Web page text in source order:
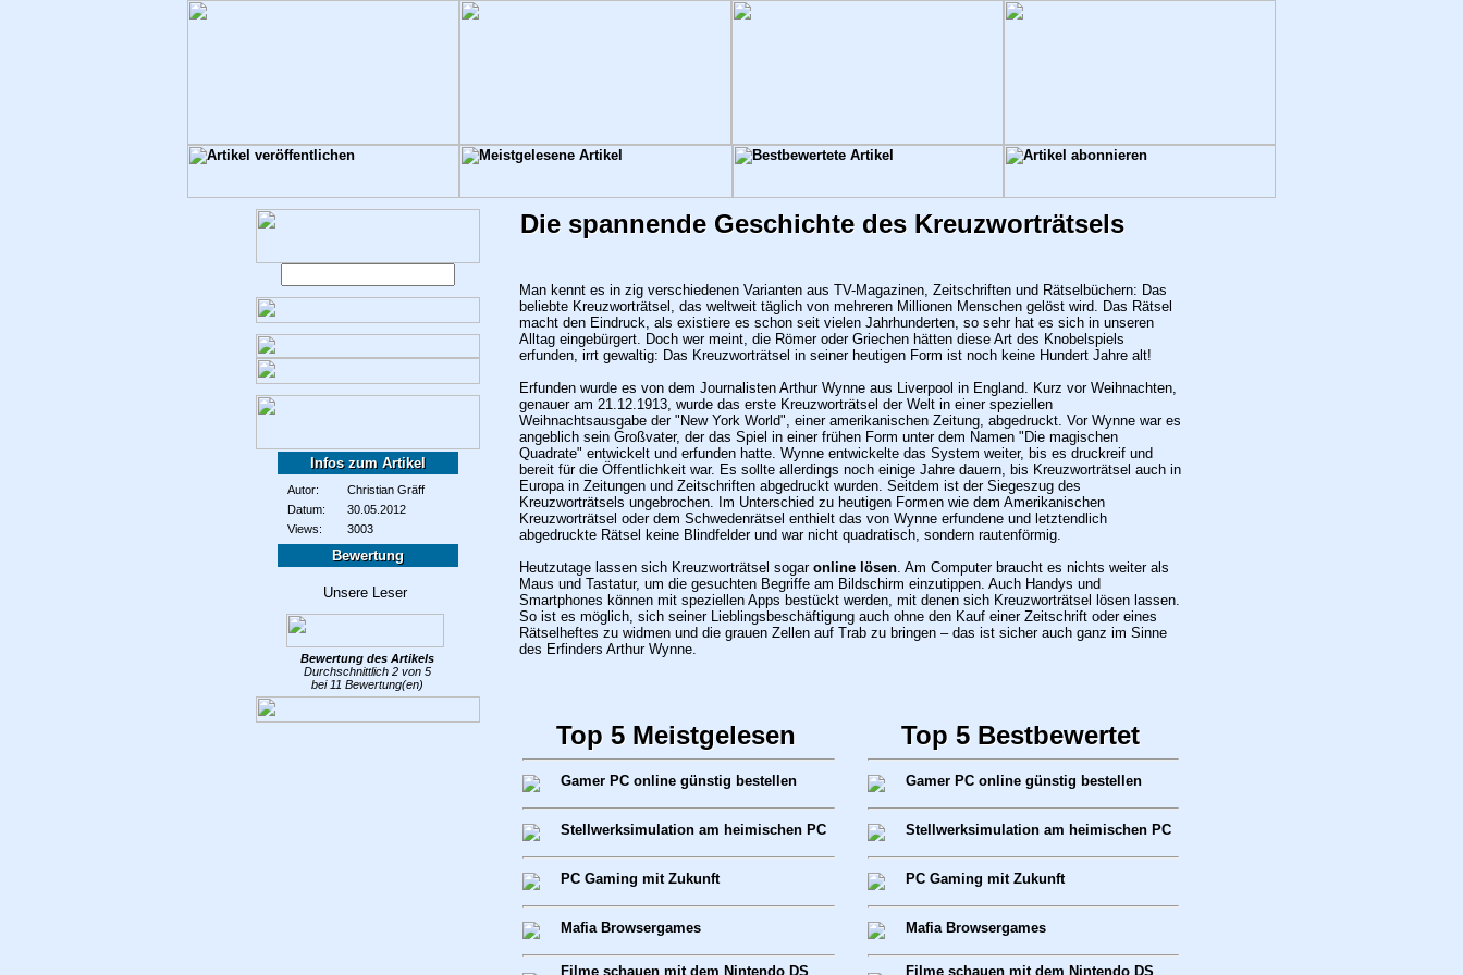
Infos zum Artikel
Autor:
Christian Gräff
Datum:
30.05.2012
Views:
3003
Bewertung
Bewertung des Artikels
Durchschnittlich 2 von 5
bei 11 Bewertung(en)
Die spannende Geschichte des Kreuzworträtsels
Man kennt es in zig verschiedenen Varianten aus TV-Magazinen, Zeitschriften und Rätselbüchern: Das
beliebte Kreuzworträtsel, das weltweit täglich von mehreren Millionen Menschen gelöst wird. Das Rätsel
macht den Eindruck, als existiere es schon seit vielen Jahrhunderten, so sehr hat es sich in unseren
Alltag eingebürgert. Doch wer meint, die Römer oder Griechen hätten diese Art des Knobelspiels
erfunden, irrt gewaltig: Das Kreuzworträtsel in seiner heutigen Form ist noch keine Hundert Jahre alt!
Erfunden wurde es von dem Journalisten Arthur Wynne aus Liverpool in England. Kurz vor Weihnachten,
genauer am 21.12.1913, wurde das erste Kreuzworträtsel der Welt in einer speziellen
Weihnachtsausgabe der "New York World", einer amerikanischen Zeitung, abgedruckt. Vor Wynne war es
angeblich sein Großvater, der das Spiel in einer frühen Form unter dem Namen "Die magischen
Quadrate" entwickelt und erfunden hatte. Wynne entwickelte das System weiter, bis es druckreif und
bereit für die Öffentlichkeit war. Es sollte allerdings noch einige Jahre dauern, bis Kreuzworträtsel auch in
Europa in Zeitungen und Zeitschriften abgedruckt wurden. Seitdem ist der Siegeszug des
Kreuzworträtsels ungebrochen. Im Unterschied zu heutigen Formen wie dem Amerikanischen
Kreuzworträtsel oder dem Schwedenrätsel enthielt das von Wynne erfundene und letztendlich
abgedruckte Rätsel keine Blindfelder und war nicht quadratisch, sondern rautenförmig.
Heutzutage lassen sich Kreuzworträtsel sogar online lösen. Am Computer braucht es nichts weiter als
Maus und Tastatur, um die gesuchten Begriffe am Bildschirm einzutippen. Auch Handys und
Smartphones können mit speziellen Apps bestückt werden, mit denen sich Kreuzworträtsel lösen lassen.
So ist es möglich, sich seiner Lieblingsbeschäftigung auch ohne den Kauf einer Zeitschrift oder eines
Rätselheftes zu widmen und die grauen Zellen auf Trab zu bringen – das ist sicher auch ganz im Sinne
des Erfinders Arthur Wynne.
Top 5 Meistgelesen
Gamer PC online günstig bestellen
Stellwerksimulation am heimischen PC
PC Gaming mit Zukunft
Mafia Browsergames
Filme schauen mit dem Nintendo DS
Top 5 Bestbewertet
Gamer PC online günstig bestellen
Stellwerksimulation am heimischen PC
PC Gaming mit Zukunft
Mafia Browsergames
Filme schauen mit dem Nintendo DS